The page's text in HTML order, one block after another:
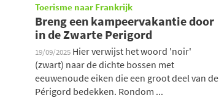
Toerisme naar Frankrijk
Breng een kampeervakantie door
in de Zwarte Perigord
19/09/2025 Hier verwijst het woord 'noir'
(zwart) naar de dichte bossen met
eeuwenoude eiken die een groot deel van de
Périgord bedekken. Rondom ...